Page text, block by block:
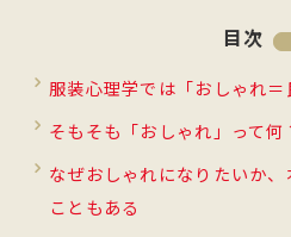
目次
服装心理学では「おしゃれ
そもそも「おしゃれ」って何
なぜおしゃれになりたいか
こともある